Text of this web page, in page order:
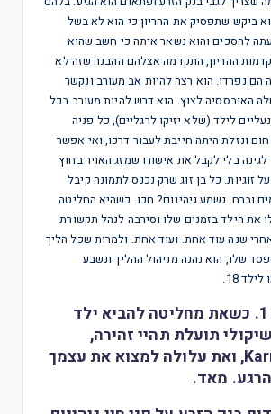
ביקש שתפסיק את ההריון כי הוא לא בשל
להסכים והוא נשאר איתה כי חשב שהוא
ההריון, התקדמה אצלהם ההבנה שזה לא
הם נפרדו. הוא רצה להיות אב מעורב ונקשר
האובססיה לצוץ. הוא דרש להיות מעורב בכל
נעליים לילד (שלא יזיקו לרגליים), כל פניה
ונזלת היתה חייבת לעבור דרכו, ואי אפשר
בלי לקבל את אישורו שמזג האויר בחוץ
זוגיות. כל בן זוג שרק נכנס לתמונה קיבל
וברח. נשמע גיהינום? חכו. כשהיא החליטה
את הילד בזמנים שלו וסירבה לנהל תקשורת
שנה עוד אחת. ועוד אחת. ולמרות שכל הליך
שלו, הוא נהנה מניהול ההליך ונשבע
18.
מוסר השכל : 1. כשאת מחליטה להביא ילד
תועלת תהיי זהירה,
Karma is a bitch, ואת עלולה למצוא את עצמך
מאד.